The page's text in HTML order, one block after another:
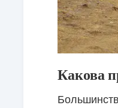
Какова